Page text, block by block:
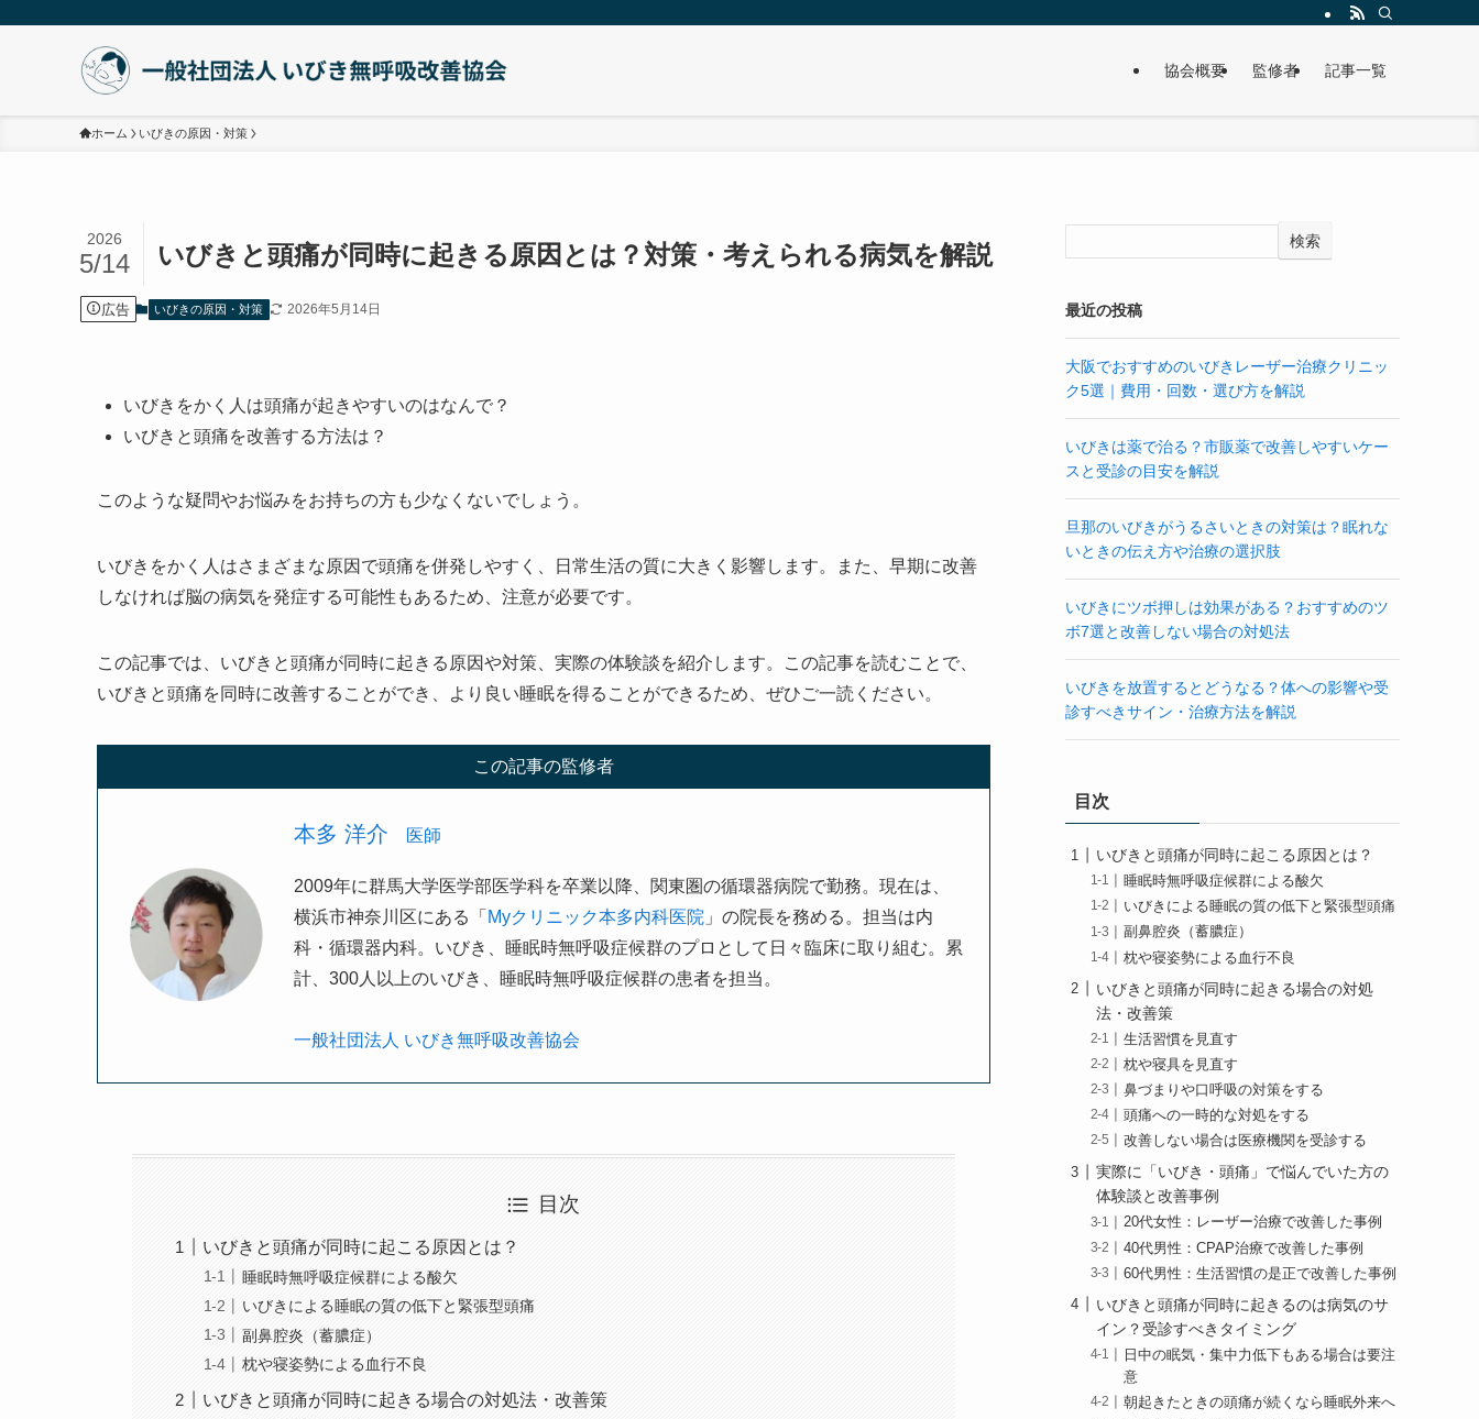
協会概要 監修者 記事一覧
ホーム いびきの原因・対策
いびきと頭痛が同時に起きる原因とは？対策・考えられる病気を解説
2026
5/14
広告 いびきの原因・対策 2026年5月14日
いびきをかく人は頭痛が起きやすいのはなんで？
いびきと頭痛を改善する方法は？
このような疑問やお悩みをお持ちの方も少なくないでしょう。
いびきをかく人はさまざまな原因で頭痛を併発しやすく、日常生活の質に大きく影響します。また、早期に改善
しなければ脳の病気を発症する可能性もあるため、注意が必要です。
この記事では、いびきと頭痛が同時に起きる原因や対策、実際の体験談を紹介します。この記事を読むことで、
いびきと頭痛を同時に改善することができ、より良い睡眠を得ることができるため、ぜひご一読ください。
この記事の監修者
本多 洋介 医師
2009年に群馬大学医学部医学科を卒業以降、関東圏の循環器病院で勤務。現在は、
横浜市神奈川区にある「 Myクリニック本多内科医院 」の院長を務める。担当は内
科・循環器内科。いびき、睡眠時無呼吸症候群のプロとして日々臨床に取り組む。累
計、300人以上のいびき、睡眠時無呼吸症候群の患者を担当。
一般社団法人 いびき無呼吸改善協会
目次
いびきと頭痛が同時に起こる原因とは？
睡眠時無呼吸症候群による酸欠
いびきによる睡眠の質の低下と緊張型頭痛
副鼻腔炎（蓄膿症）
枕や寝姿勢による血行不良
いびきと頭痛が同時に起きる場合の対処法・改善策
検索
最近の投稿
大阪でおすすめのいびきレーザー治療クリニッ
ク5選｜費用・回数・選び方を解説
いびきは薬で治る？市販薬で改善しやすいケー
スと受診の目安を解説
旦那のいびきがうるさいときの対策は？眠れな
いときの伝え方や治療の選択肢
いびきにツボ押しは効果がある？おすすめのツ
ボ7選と改善しない場合の対処法
いびきを放置するとどうなる？体への影響や受
診すべきサイン・治療方法を解説
目次
いびきと頭痛が同時に起こる原因とは？
睡眠時無呼吸症候群による酸欠
いびきによる睡眠の質の低下と緊張型頭痛
副鼻腔炎（蓄膿症）
枕や寝姿勢による血行不良
いびきと頭痛が同時に起きる場合の対処
法・改善策
生活習慣を見直す
枕や寝具を見直す
鼻づまりや口呼吸の対策をする
頭痛への一時的な対処をする
改善しない場合は医療機関を受診する
実際に「いびき・頭痛」で悩んでいた方の
体験談と改善事例
20代女性：レーザー治療で改善した事例
40代男性：CPAP治療で改善した事例
60代男性：生活習慣の是正で改善した事例
いびきと頭痛が同時に起きるのは病気のサ
イン？受診すべきタイミング
日中の眠気・集中力低下もある場合は要注
意
朝起きたときの頭痛が続くなら睡眠外来へ